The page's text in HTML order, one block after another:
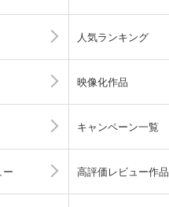
人気ランキング
映像化作品
キャンペーン一覧
高評価レビュー作品